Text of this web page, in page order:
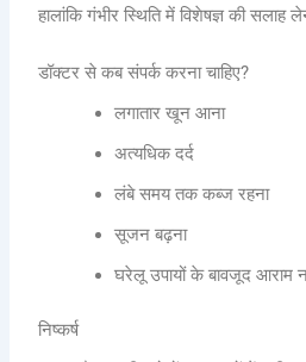
हालांकि गंभीर स्थिति में विशेषज्ञ की सलाह
डॉक्टर से कब संपर्क करना चाहिए?
लगातार खून आना
अत्यधिक दर्द
लंबे समय तक कब्ज रहना
सूजन बढ़ना
घरेलू उपायों के बावजूद आराम
निष्कर्ष